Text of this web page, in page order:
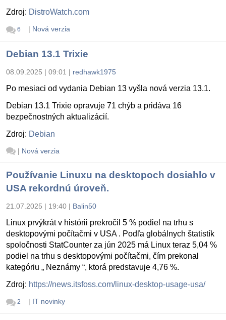
Zdroj: DistroWatch.com
6 | Nová verzia
Debian 13.1 Trixie
08.09.2025 | 09:01 | redhawk1975
Po mesiaci od vydania Debian 13 vyšla nová verzia 13.1.
Debian 13.1 Trixie opravuje 71 chýb a pridáva 16
bezpečnostných aktualizácií.
Zdroj: Debian
| Nová verzia
Používanie Linuxu na desktopoch dosiahlo v
USA rekordnú úroveň.
21.07.2025 | 19:40 | Balin50
Linux prvýkrát v histórii prekročil 5 % podiel na trhu s
desktopovými počítačmi v USA . Podľa globálnych štatistík
spoločnosti StatCounter za jún 2025 má Linux teraz 5,04 %
podiel na trhu s desktopovými počítačmi, čím prekonal
kategóriu „ Neznámy “, ktorá predstavuje 4,76 %.
Zdroj: https://news.itsfoss.com/linux-desktop-usage-usa/
2 | IT novinky